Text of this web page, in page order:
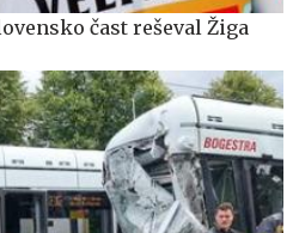
čast reševal Žiga